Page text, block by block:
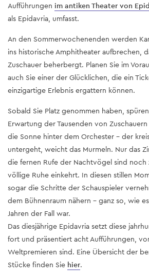
Aufführungen im antiken Theater von
als Epidavria, umfasst.
An den Sommerwochenenden werden
ins historische Amphitheater aufbrechen,
Zuschauer beherbergt. Planen Sie im
auch Sie einer der Glücklichen, die ein
einzigartige Erlebnis ergattern können.
Sobald Sie Platz genommen haben,
Erwartung der Tausenden von
die Sonne hinter dem Orchester – der
untergeht, weicht das Murmeln. Nur das
die fernen Rufe der Nachtvögel sind
völlige Ruhe einkehrt. In diesen stillen
sogar die Schritte der Schauspieler
dem Bühnenraum nähern – ganz so, wie
Jahren der Fall war.
Das diesjährige Epidavria setzt diese
fort und präsentiert acht Aufführungen,
Weltpremieren sind. Eine Übersicht der
Stücke finden Sie hier.